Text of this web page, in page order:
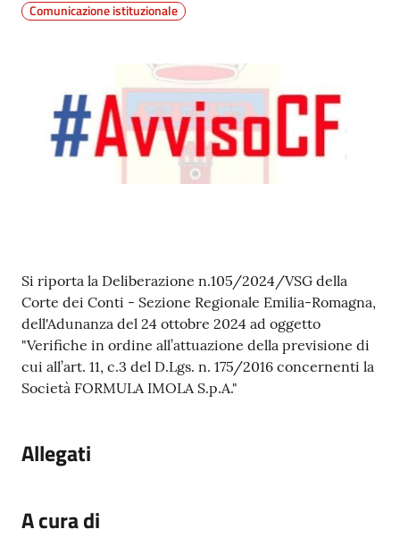
Comunicazione istituzionale
Contenuto
Si riporta la Deliberazione n.105/2024/VSG della
Corte dei Conti - Sezione Regionale Emilia-Romagna,
dell'Adunanza del 24 ottobre 2024 ad oggetto
"Verifiche in ordine all’attuazione della previsione di
cui all’art. 11, c.3 del D.Lgs. n. 175/2016 concernenti la
Società FORMULA IMOLA S.p.A."
Allegati
A cura di